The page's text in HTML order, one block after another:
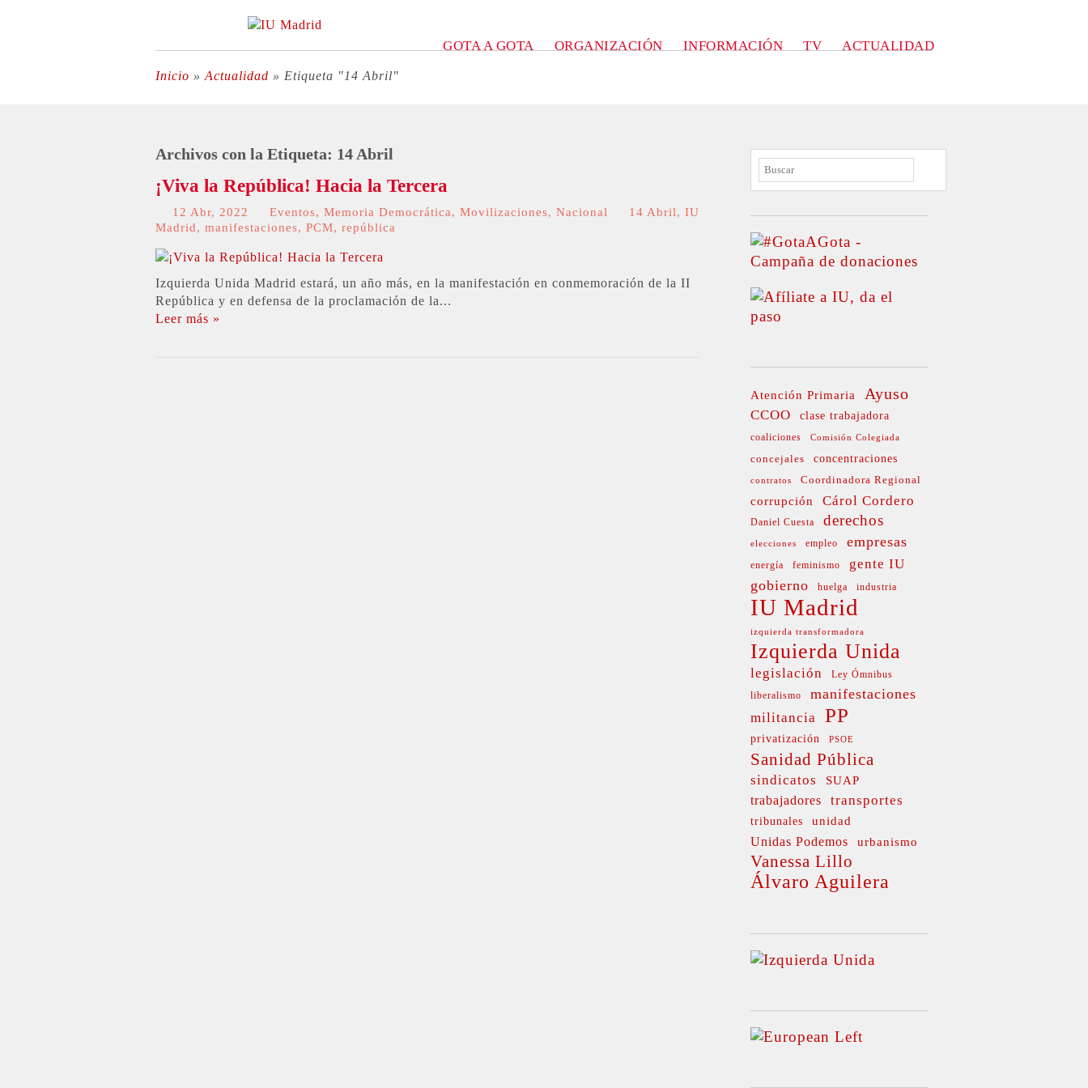
GOTA A GOTA ORGANIZACIÓN INFORMACIÓN TV
ACTUALIDAD
Inicio »Actualidad » Etiqueta "14 Abril"
Archivos con la Etiqueta: 14 Abril
¡Viva la República! Hacia la Tercera
12 Abr, 2022 Eventos, Memoria Democrática, Movilizaciones, Nacional 14 Abril, IU
Madrid, manifestaciones, PCM, república
Izquierda Unida Madrid estará, un año más, en la manifestación en conmemoración de la II
República y en defensa de la proclamación de la...
Leer más »
BUSCAR
Atención Primaria Ayuso
CCOO clase trabajadora
coaliciones Comisión Colegiada
concejales concentraciones
contratos Coordinadora Regional
corrupción Cárol Cordero
Daniel Cuesta derechos
elecciones empleo empresas
energía feminismo gente IU
gobierno huelga industria
IU Madrid
izquierda transformadora
Izquierda Unida
legislación Ley Ómnibus
liberalismo manifestaciones
militancia PP
privatización PSOE
Sanidad Pública
sindicatos
SUAP
trabajadores
transportes
tribunales unidad
Unidas Podemos urbanismo
Vanessa Lillo
Álvaro Aguilera